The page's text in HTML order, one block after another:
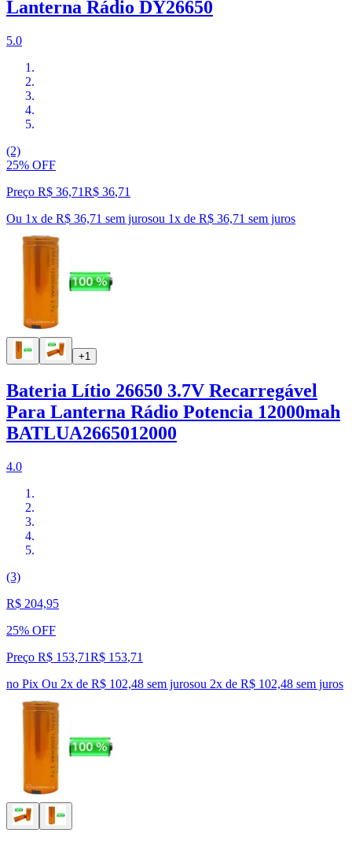
Lanterna Rádio DY26650
5.0
(2)
25% OFF
Preço R$ 36,71R$ 36,71
Ou 1x de R$ 36,71 sem jurosou 1x de R$ 36,71 sem juros
+1
Bateria Lítio 26650 3.7V Recarregável
Para Lanterna Rádio Potencia 12000mah
BATLUA2665012000
4.0
(3)
R$ 204,95
25% OFF
Preço R$ 153,71R$ 153,71
no Pix Ou 2x de R$ 102,48 sem jurosou 2x de R$ 102,48 sem juros